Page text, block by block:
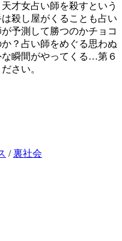
才女占い師を殺すという
殺し屋がくることも占い
予測して勝つのかチョコ
？占い師をめぐる思わぬ
瞬間がやってくる…第６
さい。
/裏社会